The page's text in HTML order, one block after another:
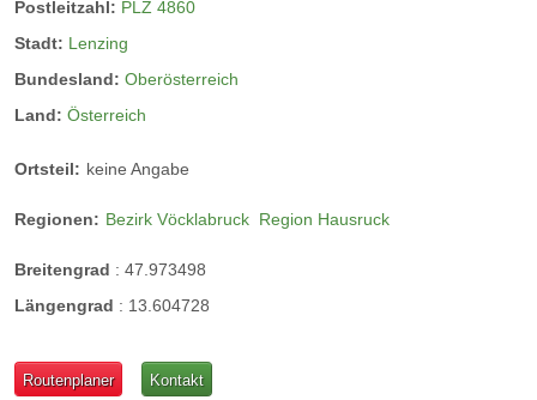
Postleitzahl: PLZ 4860
Stadt: Lenzing
Bundesland: Oberösterreich
Land: Österreich
Ortsteil: keine Angabe
Regionen: Bezirk Vöcklabruck Region Hausruck
Breitengrad : 47.973498
Längengrad : 13.604728
Routenplaner Kontakt